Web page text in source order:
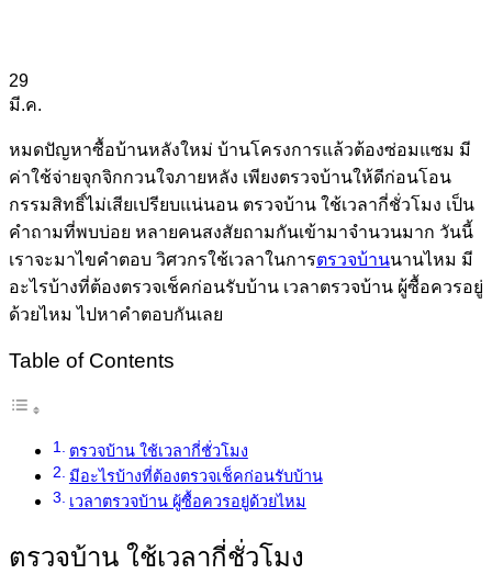
29
มี.ค.
หมดปัญหาซื้อบ้านหลังใหม่ บ้านโครงการแล้วต้องซ่อมแซม มี
ค่าใช้จ่ายจุกจิกกวนใจภายหลัง เพียงตรวจบ้านให้ดีก่อนโอน
กรรมสิทธิ์ไม่เสียเปรียบแน่นอน ตรวจบ้าน ใช้เวลากี่ชั่วโมง เป็น
คำถามที่พบบ่อย หลายคนสงสัยถามกันเข้ามาจำนวนมาก วันนี้
เราจะมาไขคำตอบ วิศวกรใช้เวลาในการตรวจบ้านนานไหม มี
อะไรบ้างที่ต้องตรวจเช็คก่อนรับบ้าน เวลาตรวจบ้าน ผู้ซื้อควรอยู่
ด้วยไหม ไปหาคำตอบกันเลย
Table of Contents
ตรวจบ้าน ใช้เวลากี่ชั่วโมง
มีอะไรบ้างที่ต้องตรวจเช็คก่อนรับบ้าน
เวลาตรวจบ้าน ผู้ซื้อควรอยู่ด้วยไหม
ตรวจบ้าน ใช้เวลากี่ชั่วโมง